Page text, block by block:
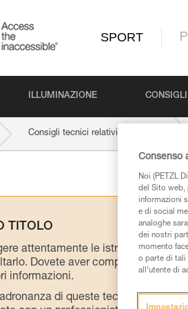
SPORT
ILLUMINAZIONE
Consigli tecnici relativi al prodotto
TITOLO
attentamente le istruzioni
Dovete aver compreso le
informazioni.
di queste tecniche
Consenso
Noi (PETZL
del Sito web,
informazioni
e di social
analoghe
dei nostri
momento
o parte di tali
all’utente di